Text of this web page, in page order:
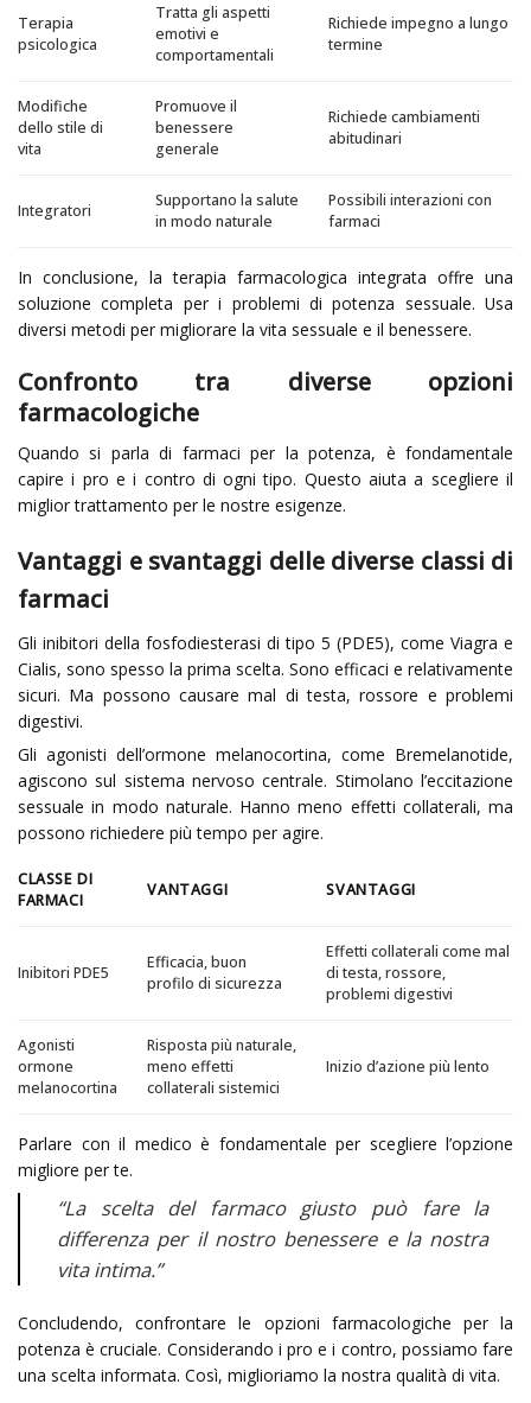
Terapia
psicologica
Tratta gli aspetti
emotivi e
comportamentali
Richiede impegno a lungo
termine
Modifiche
dello stile di
vita
Promuove il
benessere
generale
Richiede cambiamenti
abitudinari
Integratori
Supportano la salute
in modo naturale
Possibili interazioni con
farmaci
In conclusione, la terapia farmacologica integrata offre una
soluzione completa per i problemi di potenza sessuale. Usa
diversi metodi per migliorare la vita sessuale e il benessere.
Confronto tra diverse opzioni
farmacologiche
Quando si parla di farmaci per la potenza, è fondamentale
capire i pro e i contro di ogni tipo. Questo aiuta a scegliere il
miglior trattamento per le nostre esigenze.
Vantaggi e svantaggi delle diverse classi di
farmaci
Gli inibitori della fosfodiesterasi di tipo 5 (PDE5), come Viagra e
Cialis, sono spesso la prima scelta. Sono efficaci e relativamente
sicuri. Ma possono causare mal di testa, rossore e problemi
digestivi.
Gli agonisti dell’ormone melanocortina, come Bremelanotide,
agiscono sul sistema nervoso centrale. Stimolano l’eccitazione
sessuale in modo naturale. Hanno meno effetti collaterali, ma
possono richiedere più tempo per agire.
CLASSE DI
FARMACI
VANTAGGI SVANTAGGI
Inibitori PDE5
Efficacia, buon
profilo di sicurezza
Effetti collaterali come mal
di testa, rossore,
problemi digestivi
Agonisti
ormone
melanocortina
Risposta più naturale,
meno effetti
collaterali sistemici
Inizio d’azione più lento
Parlare con il medico è fondamentale per scegliere l’opzione
migliore per te.
“La scelta del farmaco giusto può fare la
differenza per il nostro benessere e la nostra
vita intima.”
Concludendo, confrontare le opzioni farmacologiche per la
potenza è cruciale. Considerando i pro e i contro, possiamo fare
una scelta informata. Così, miglioriamo la nostra qualità di vita.